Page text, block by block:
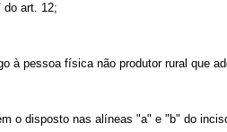
art. 12;
à pessoa física não produtor rural que
o disposto nas alíneas "a" e "b" do